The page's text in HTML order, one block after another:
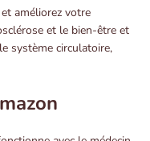
améliorez votre
et le bien-être et
système circulatoire,